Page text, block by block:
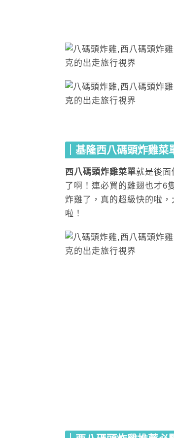
｜基隆西八碼頭炸雞菜
西八碼頭炸雞菜單就是後
了啊！連必買的雞翅也才6
炸雞了，真的超級快的啦
啦！